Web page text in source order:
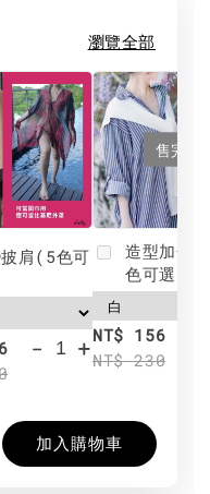
瀏覽全部
肩(5色可
- +
售完
造型加分
色可選)
NT$ 156
NT$ 230
加入購物車